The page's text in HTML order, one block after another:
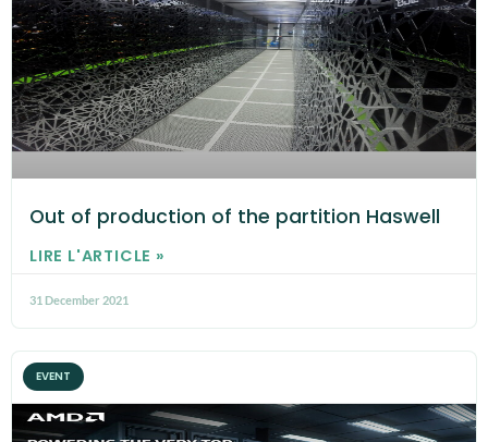
Out of production of the partition Haswell
LIRE L'ARTICLE »
31 December 2021
EVENT